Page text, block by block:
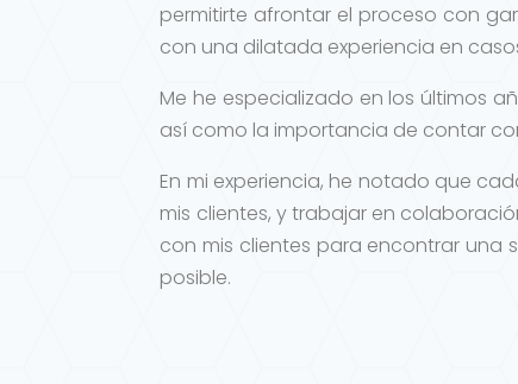
permitirte afrontar el proceso con
con una dilatada experiencia en
Me he especializado en los últimos
así como la importancia de contar
En mi experiencia, he notado que
mis clientes, y trabajar en
con mis clientes para encontrar una
posible.